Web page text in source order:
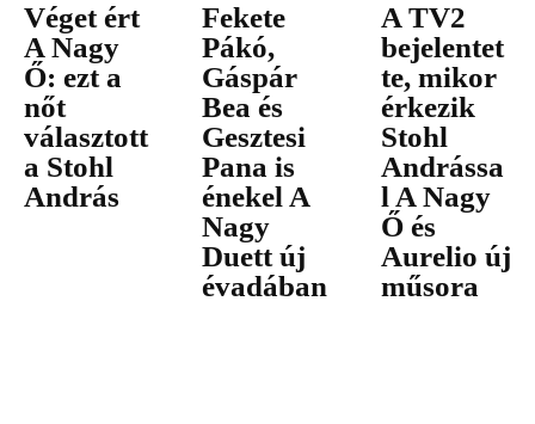
Véget ért
A Nagy
Ő: ezt a
nőt
választott
a Stohl
András
Fekete
Pákó,
Gáspár
Bea és
Gesztesi
Pana is
énekel A
Nagy
Duett új
évadában
A TV2
bejelentet
te, mikor
érkezik
Stohl
Andrássa
l A Nagy
Ő és
Aurelio új
műsora